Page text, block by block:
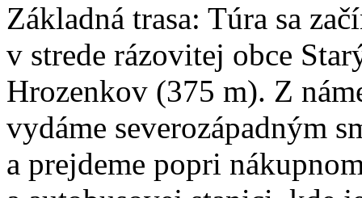
Základná trasa: Túra sa
v strede rázovitej obce
Hrozenkov (375 m). Z
vydáme severozápadným
a prejdeme popri